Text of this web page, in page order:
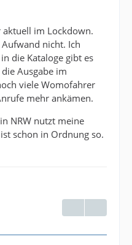
aktuell im Lockdown.
nicht. Ich
die Kataloge gibt es
Ausgabe im
viele Womofahrer
mehr ankämen.
NRW nutzt meine
schon in Ordnung so.